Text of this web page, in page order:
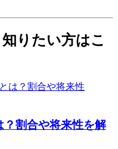
りたい方はこ
割合や将来性を解